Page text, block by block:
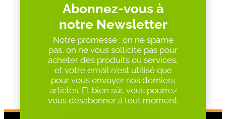
Abonnez-vous à
notre Newsletter
Notre promesse : on ne spame
pas, on ne vous sollicite pas pour
acheter des produits ou services,
et votre email n'est utilisé que
pour vous envoyer nos derniers
articles. Et bien sûr, vous pourrez
vous désabonner à tout moment.